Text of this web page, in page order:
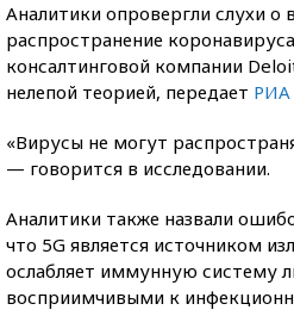
Аналитики опровергли слухи о
распространение
консалтинговой компании
нелепой теорией, передает РИА
«Вирусы не могут
— говорится в исследовании.
Аналитики также назвали
что 5G является источником
ослабляет иммунную систему
восприимчивыми к